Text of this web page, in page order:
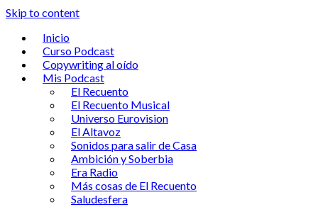
Skip to content
Inicio
Curso Podcast
Copywriting al oído
Mis Podcast
El Recuento
El Recuento Musical
Universo Eurovision
El Altavoz
Sonidos para salir de Casa
Ambición y Soberbia
Era Radio
Más cosas de El Recuento
Saludesfera